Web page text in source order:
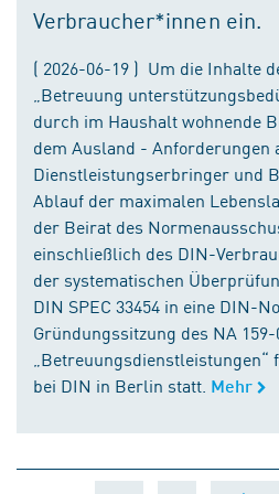
Verbraucher*innen ein.
( 2026-06-19 ) Um die Inhalte
„Betreuung
durch im Haushalt wohnende
dem Ausland - Anforderungen
Dienstleistungserbringer und
Ablauf der maximalen
der Beirat des
einschließlich des DIN-
der systematischen
DIN SPEC 33454 in eine DIN-
Gründungssitzung des NA 159-
„Betreuungsdienstleistungen“
bei DIN in Berlin statt. Mehr